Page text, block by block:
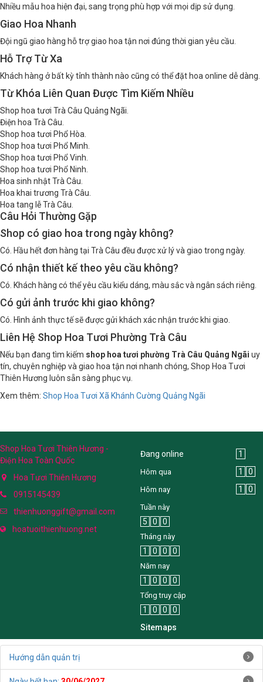
Nhiều mẫu hoa hiện đại, sang trọng phù hợp với mọi dịp sử dụng.
Giao Hoa Nhanh
Đội ngũ giao hàng hỗ trợ giao hoa tận nơi đúng thời gian yêu cầu.
Hỗ Trợ Từ Xa
Khách hàng ở bất kỳ tỉnh thành nào cũng có thể đặt hoa online dễ dàng.
Từ Khóa Liên Quan Được Tìm Kiếm Nhiều
Shop hoa tươi Trà Câu Quảng Ngãi.
Điện hoa Trà Câu.
Shop hoa tươi Phổ Hòa.
Shop hoa tươi Phổ Minh.
Shop hoa tươi Phổ Vinh.
Shop hoa tươi Phổ Ninh.
Hoa sinh nhật Trà Câu.
Hoa khai trương Trà Câu.
Hoa tang lễ Trà Câu.
Câu Hỏi Thường Gặp
Shop có giao hoa trong ngày không?
Có. Hầu hết đơn hàng tại Trà Câu đều được xử lý và giao trong ngày.
Có nhận thiết kế theo yêu cầu không?
Có. Khách hàng có thể yêu cầu kiểu dáng, màu sắc và ngân sách riêng.
Có gửi ảnh trước khi giao không?
Có. Hình ảnh thực tế sẽ được gửi khách xác nhận trước khi giao.
Liên Hệ Shop Hoa Tươi Phường Trà Câu
Nếu bạn đang tìm kiếm shop hoa tươi phường Trà Câu Quảng Ngãi uy
tín, chuyên nghiệp và giao hoa tận nơi nhanh chóng, Shop Hoa Tươi
Thiên Hương luôn sẵn sàng phục vụ.
Xem thêm: Shop Hoa Tươi Xã Khánh Cường Quảng Ngãi
Shop Hoa Tươi Thiên Hương -
Điện Hoa Toàn Quốc
Hoa Tươi Thiên Hương
0915145439
thienhuonggift@gmail.com
hoatuoithienhuong.net
Đang online 1
Hôm qua 1 0
Hôm nay 1 0
Tuần này
5 0 0
Tháng này
1 0 0 0
Năm nay
1 0 0 0
Tổng truy cập
1 0 0
0
Sitemaps
Hướng dẫn quản trị